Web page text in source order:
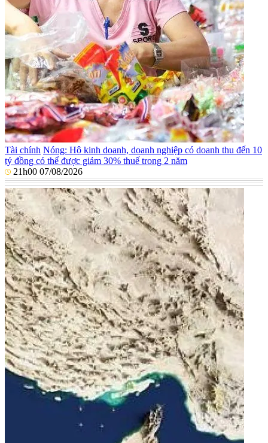
Tài chính Nóng: Hộ kinh doanh, doanh nghiệp có doanh thu đến 10
tỷ đồng có thể được giảm 30% thuế trong 2 năm
21h00 07/08/2026